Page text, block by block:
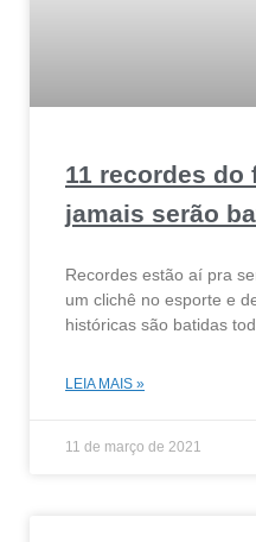
11 recordes do
jamais serão
Recordes estão aí pra
um clichê no esporte e
históricas são batidas
LEIA MAIS »
11 de março de 2021